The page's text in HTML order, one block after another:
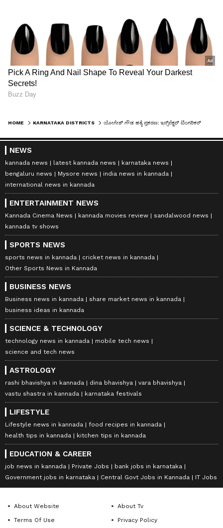
HOME KARNATAKA DISTRICTS
NEWS
kannada news latest kannada news
karnataka news
bengaluru news
Mysore news
india news in kannada
international news in kannada
ENTERTAINMENT NEWS
Kannada Cinema News kannada movies review
sandalwood news
kannada tv shows
SPORTS NEWS
sports news in kannada
cricket news in kannada
Other Sports News in Kannada
BUSINESS NEWS
Business news in kannada
share market news in kannada
business ideas in kannada
SCIENCE & TECHNOLOGY
technology news in kannada
mobile tech news
science and tech news
ASTROLOGY
rashi bhavishya in kannada dina bhavishya
vara bhavishya
vastu shastra in kannada
karnataka festivals
LIFESTYLE
Lifestyle news in kannada
food recipes in kannada
health tips in kannada
kitchen tips in kannada
EDUCATION & CAREER
job news in kannada Private Jobs
bank jobs in karnataka
Government jobs in karnataka
Central Govt Jobs in Kannada IT Jobs
About Website
About Tv
Terms Of Use
Privacy Policy